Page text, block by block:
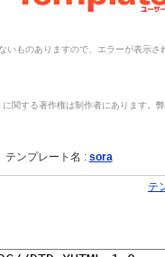
いものありますので、エラーが表示
関する著作権は制作者にあります。
テンプレート名 : sora
テ